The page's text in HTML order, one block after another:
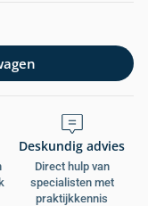
Deskundig advies
Direct hulp van
specialisten met
praktijkkennis